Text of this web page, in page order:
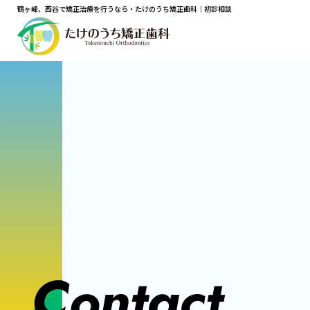
鶴ヶ峰、西谷で矯正治療を行うなら・たけのうち矯正歯科｜初診相談